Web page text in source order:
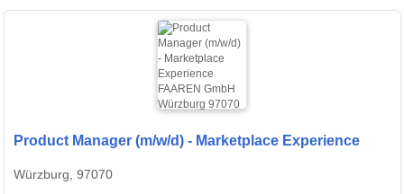
Product Manager (m/w/d) - Marketplace Experience
Würzburg, 97070